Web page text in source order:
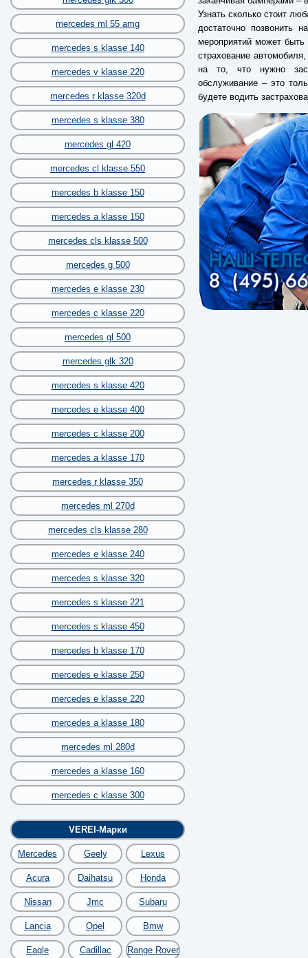
mercedes ml 55 amg
mercedes s klasse 140
mercedes v klasse 220
mercedes r klasse 320d
mercedes s klasse 380
mercedes gl 420
mercedes cl klasse 550
mercedes b klasse 150
mercedes a klasse 150
mercedes cls klasse 500
mercedes g 500
mercedes e klasse 230
mercedes c klasse 220
mercedes gl 500
mercedes glk 320
mercedes s klasse 420
mercedes e klasse 400
mercedes c klasse 200
mercedes a klasse 170
mercedes r klasse 350
mercedes ml 270d
mercedes cls klasse 280
mercedes e klasse 240
mercedes s klasse 320
mercedes s klasse 221
mercedes s klasse 450
mercedes b klasse 170
mercedes e klasse 250
mercedes e klasse 220
mercedes a klasse 180
mercedes ml 280d
mercedes a klasse 160
mercedes c klasse 300
VEREI-Марки
Mercedes Geely Lexus
Acura Daihatsu Honda
Nissan Jmc Subaru
Lancia Opel Bmw
Eagle Cadillac Range Rover
Узнать сколько стоит
достаточно позвонить
мероприятий может
страхование
на то, что нужно
обслуживание – это
будете водить